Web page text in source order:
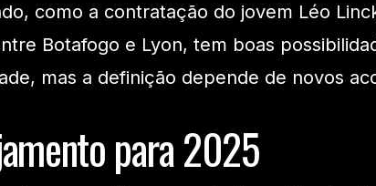
como a contratação do jovem Léo
Botafogo e Lyon, tem boas
mas a definição depende de novos
para 2025